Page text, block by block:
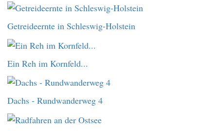
Getreideernte in Schleswig-Holstein
Ein Reh im Kornfeld...
Dachs - Rundwanderweg 4